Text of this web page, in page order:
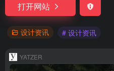
打开网站
设计资讯 # 设计资讯
YATZER